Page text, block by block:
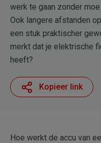
werk te gaan zonder
Ook langere afstanden
een stuk praktischer
merkt dat je elektrische
heeft?
Kopieer link
Hoe werkt de accu van